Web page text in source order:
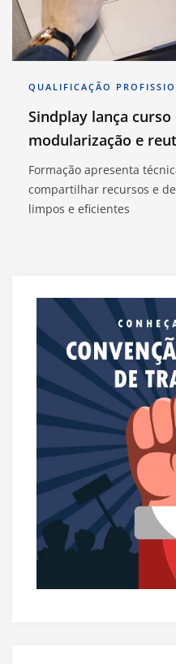
QUALIFICAÇÃO
Sindplay lança
modularização e
Formação apresenta
compartilhar recursos e
limpos e eficientes